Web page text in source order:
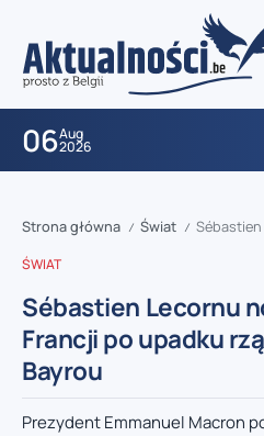
06Aug
2026
Strona główna / Świat / Sébastien Lecornu
ŚWIAT
Sébastien Lecornu
Francji po upadku
Bayrou
Prezydent Emmanuel Macron